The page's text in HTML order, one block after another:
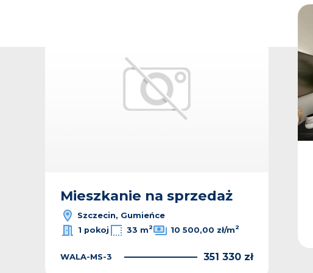
Mieszkanie na sprzedaż
Szczecin, Gumieńce
1 pokoj 33 m2 10 500,00 zł/m2
WALA-MS-3 351 330 zł